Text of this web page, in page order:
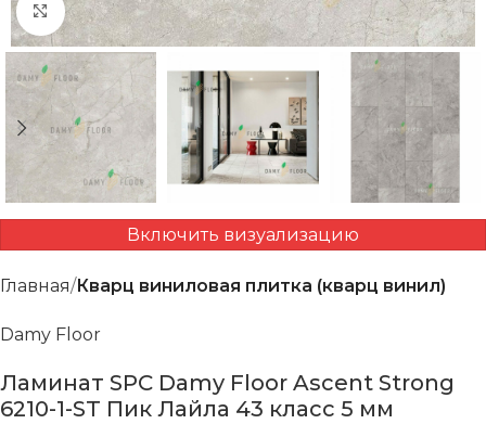
Нажмите, чтобы увеличить
Включить визуализацию
Главная Кварц виниловая плитка (кварц винил)
Damy Floor
Ламинат SPC Damy Floor Ascent Strong
6210-1-ST Пик Лайла 43 класс 5 мм